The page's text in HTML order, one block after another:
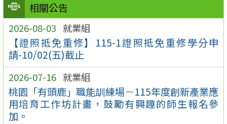
相關公告
2026-08-03 就業組
【證照抵免重修】115-1證照抵免重修學分申
請-10/02(五)截止
2026-07-16 就業組
桃園「有頭鹿」職能訓練場－115年度創新產業應
用培育工作坊計畫，鼓勵有興趣的師生報名參
加。